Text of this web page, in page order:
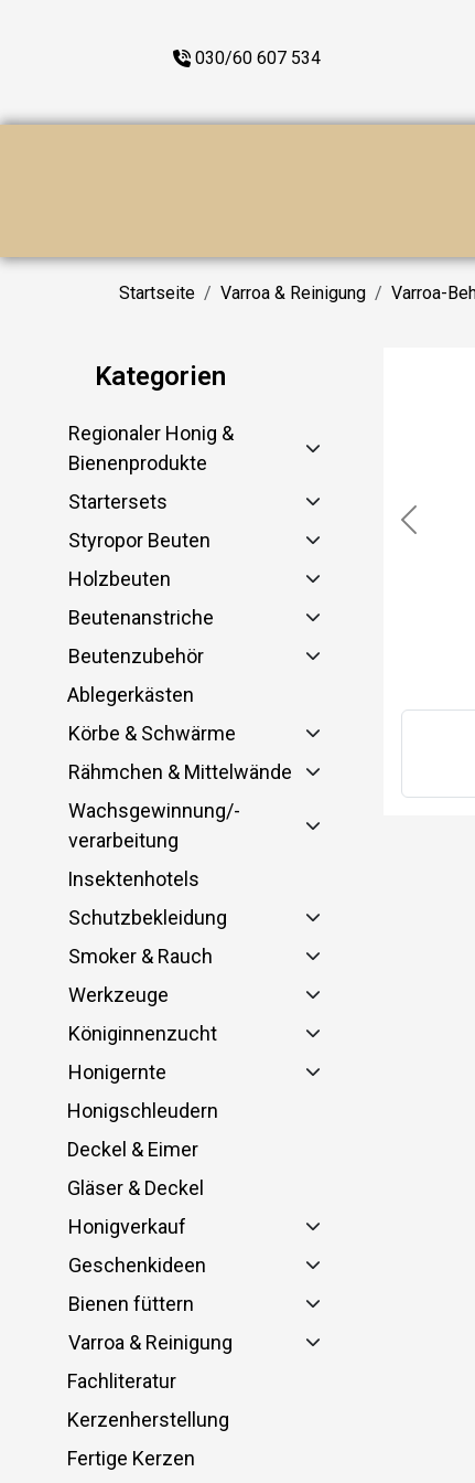
030/60 607 534
Startseite Varroa & Reinigung Varroa-
Kategorien
Regionaler Honig &
Bienenprodukte
Startersets
Styropor Beuten
Holzbeuten
Beutenanstriche
Beutenzubehör
Ablegerkästen
Körbe & Schwärme
Rähmchen & Mittelwände
Wachsgewinnung/-
verarbeitung
Insektenhotels
Schutzbekleidung
Smoker & Rauch
Werkzeuge
Königinnenzucht
Honigernte
Honigschleudern
Deckel & Eimer
Gläser & Deckel
Honigverkauf
Geschenkideen
Bienen füttern
Varroa & Reinigung
Fachliteratur
Kerzenherstellung
Fertige Kerzen
Previous